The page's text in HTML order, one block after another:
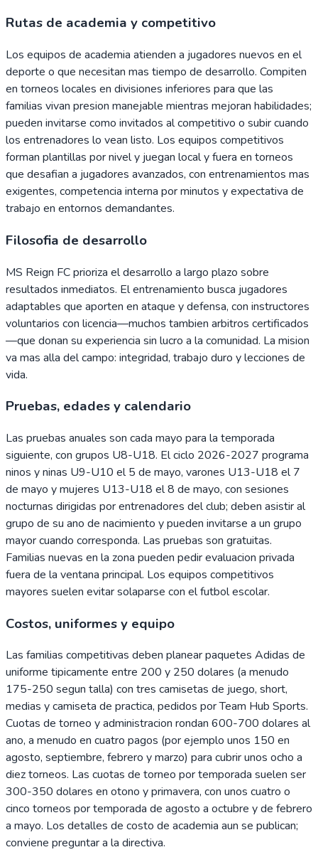
Rutas de academia y competitivo
Los equipos de academia atienden a jugadores nuevos en el
deporte o que necesitan mas tiempo de desarrollo. Compiten
en torneos locales en divisiones inferiores para que las
familias vivan presion manejable mientras mejoran habilidades;
pueden invitarse como invitados al competitivo o subir cuando
los entrenadores lo vean listo. Los equipos competitivos
forman plantillas por nivel y juegan local y fuera en torneos
que desafian a jugadores avanzados, con entrenamientos mas
exigentes, competencia interna por minutos y expectativa de
trabajo en entornos demandantes.
Filosofia de desarrollo
MS Reign FC prioriza el desarrollo a largo plazo sobre
resultados inmediatos. El entrenamiento busca jugadores
adaptables que aporten en ataque y defensa, con instructores
voluntarios con licencia—muchos tambien arbitros certificados
—que donan su experiencia sin lucro a la comunidad. La mision
va mas alla del campo: integridad, trabajo duro y lecciones de
vida.
Pruebas, edades y calendario
Las pruebas anuales son cada mayo para la temporada
siguiente, con grupos U8-U18. El ciclo 2026-2027 programa
ninos y ninas U9-U10 el 5 de mayo, varones U13-U18 el 7
de mayo y mujeres U13-U18 el 8 de mayo, con sesiones
nocturnas dirigidas por entrenadores del club; deben asistir al
grupo de su ano de nacimiento y pueden invitarse a un grupo
mayor cuando corresponda. Las pruebas son gratuitas.
Familias nuevas en la zona pueden pedir evaluacion privada
fuera de la ventana principal. Los equipos competitivos
mayores suelen evitar solaparse con el futbol escolar.
Costos, uniformes y equipo
Las familias competitivas deben planear paquetes Adidas de
uniforme tipicamente entre 200 y 250 dolares (a menudo
175-250 segun talla) con tres camisetas de juego, short,
medias y camiseta de practica, pedidos por Team Hub Sports.
Cuotas de torneo y administracion rondan 600-700 dolares al
ano, a menudo en cuatro pagos (por ejemplo unos 150 en
agosto, septiembre, febrero y marzo) para cubrir unos ocho a
diez torneos. Las cuotas de torneo por temporada suelen ser
300-350 dolares en otono y primavera, con unos cuatro o
cinco torneos por temporada de agosto a octubre y de febrero
a mayo. Los detalles de costo de academia aun se publican;
conviene preguntar a la directiva.